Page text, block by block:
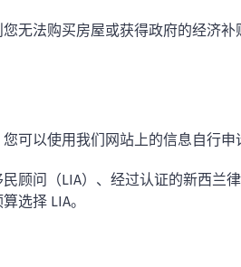
无法购买房屋或获得政府的经济
可以使用我们网站上的信息自行申
顾问（LIA）、经过认证的新西兰
选择 LIA。